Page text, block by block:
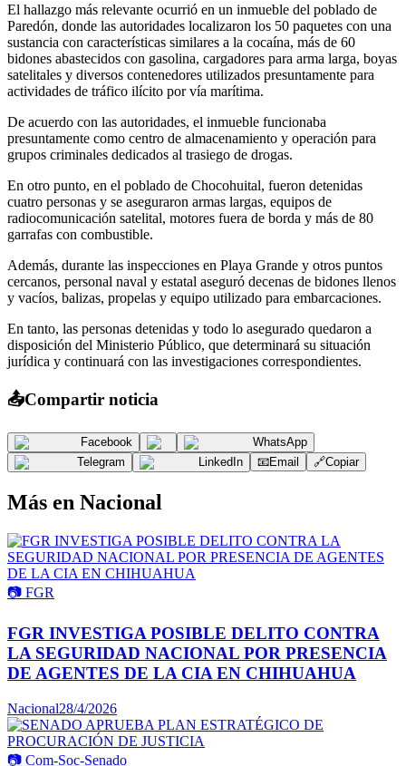
El hallazgo más relevante ocurrió en un inmueble del poblado de
Paredón, donde las autoridades localizaron los 50 paquetes con una
sustancia con características similares a la cocaína, más de 60
bidones abastecidos con gasolina, cargadores para arma larga, boyas
satelitales y diversos contenedores utilizados presuntamente para
actividades de tráfico ilícito por vía marítima.
De acuerdo con las autoridades, el inmueble funcionaba
presuntamente como centro de almacenamiento y operación para
grupos criminales dedicados al trasiego de drogas.
En otro punto, en el poblado de Chocohuital, fueron detenidas
cuatro personas y se aseguraron armas largas, equipos de
radiocomunicación satelital, motores fuera de borda y más de 80
garrafas con combustible.
Además, durante las inspecciones en Playa Grande y otros puntos
cercanos, personal naval y estatal aseguró decenas de bidones llenos
y vacíos, balizas, propelas y equipo utilizado para embarcaciones.
En tanto, las personas detenidas y todo lo asegurado quedaron a
disposición del Ministerio Público, que determinará su situación
jurídica y continuará con las investigaciones correspondientes.
📤Compartir noticia
Facebook
WhatsApp
Telegram
LinkedIn 📧Email 🔗Copiar
Más en Nacional
📷 FGR
FGR INVESTIGA POSIBLE DELITO CONTRA
LA SEGURIDAD NACIONAL POR PRESENCIA
DE AGENTES DE LA CIA EN CHIHUAHUA
Nacional28/4/2026
📷 Com-Soc-Senado